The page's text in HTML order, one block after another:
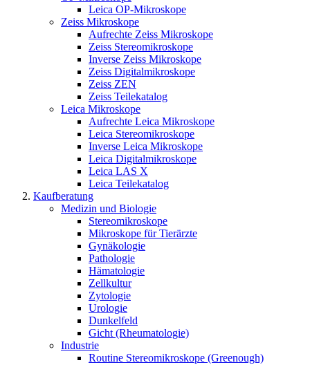
Leica OP-Mikroskope
Zeiss Mikroskope
Aufrechte Zeiss Mikroskope
Zeiss Stereomikroskope
Inverse Zeiss Mikroskope
Zeiss Digitalmikroskope
Zeiss ZEN
Zeiss Teilekatalog
Leica Mikroskope
Aufrechte Leica Mikroskope
Leica Stereomikroskope
Inverse Leica Mikroskope
Leica Digitalmikroskope
Leica LAS X
Leica Teilekatalog
Kaufberatung
Medizin und Biologie
Stereomikroskope
Mikroskope für Tierärzte
Gynäkologie
Pathologie
Hämatologie
Zellkultur
Zytologie
Urologie
Dunkelfeld
Gicht (Rheumatologie)
Industrie
Routine Stereomikroskope (Greenough)